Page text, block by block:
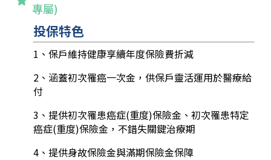
專屬)
投保特色
1、保戶維持健康享續年度保險費折減
2、涵蓋初次罹癌一次金，供保戶靈活運用於醫療給
付
3、提供初次罹患癌症(重度)保險金、初次罹患特定
癌症(重度)保險金，不錯失關鍵治療期
4、提供身故保險金與滿期保險金保障